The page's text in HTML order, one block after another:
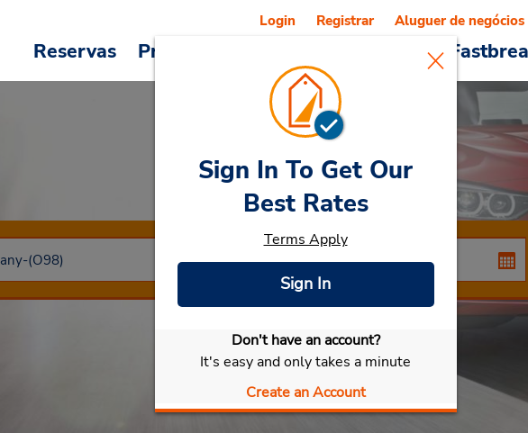
Reservas Promoções Veículos e serviços
Login Registrar Aluguer de negócios
Car RentalPassau
Selecionar meu carro
Sign In To Get Our
Best Rates
Terms Apply
Sign In
Don't have an account?
It's easy and only takes a minute
Create an Account